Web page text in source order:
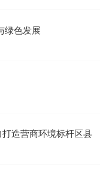
绿色发展
造营商环境标杆区县